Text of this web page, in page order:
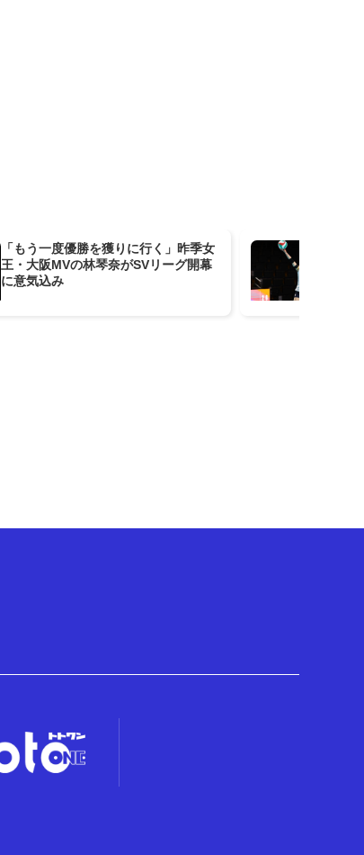
「もう一度優勝を獲りに行く」昨季女
王・大阪MVの林琴奈がSVリーグ開幕
に意気込み